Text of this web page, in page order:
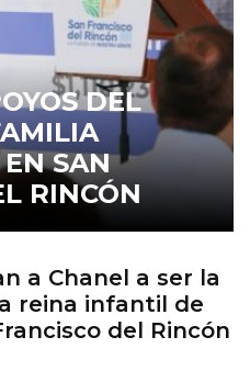
DEL
SAN
RINCÓN
a Chanel a ser la
reina infantil de
del Rincón